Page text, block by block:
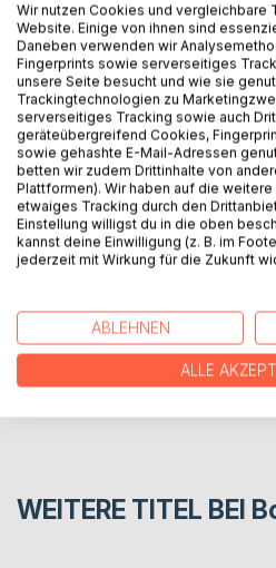
BESCHREIBUNG
The study examines John
Songs or Ayres (1600) within
conflict between Queen
the 2nd Earl of Essex.
AUTOR/IN
REZENSIONEN
WEITERE TITEL BEI
Wir nutzen Cookies und vergleichbare
Website. Einige von ihnen sind
Daneben verwenden wir
Fingerprints sowie serverseitiges
unsere Seite besucht und wie sie
Trackingtechnologien zu
serverseitiges Tracking sowie auch
geräteübergreifend Cookies,
sowie gehashte E-Mail-Adressen
betten wir zudem Drittinhalte von
Plattformen). Wir haben auf die
etwaiges Tracking durch den
Einstellung willigst du in die oben
kannst deine Einwilligung (z. B. im
jederzeit mit Wirkung für die Zukunft
ABLEHNEN
ALLE